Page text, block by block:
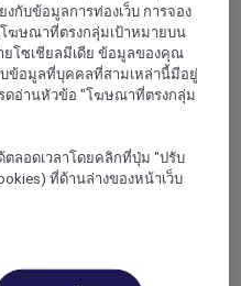
กับข้อมูลการท่องเว็บ การจอง
ฆษณาที่ตรงกลุ่มเป้าหมายบน
ยโซเชียลมีเดีย ข้อมูลของคุณ
บข้อมูลที่บุคคลที่สามเหล่านี้มีอยู่
ดอ่านหัวข้อ "โฆษณาที่ตรงกลุ่ม
ลอดเวลาโดยคลิกที่ปุ่ม "ปรับ
ที่ด้านล่างของหน้าเว็บ